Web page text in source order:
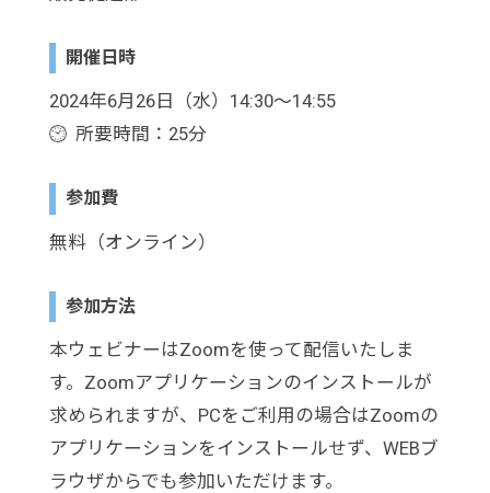
開催日時
2024年6月26日（水）14:30～14:55
所要時間：25分
参加費
無料（オンライン）
参加方法
本ウェビナーはZoomを使って配信いたしま
す。Zoomアプリケーションのインストールが
求められますが、PCをご利用の場合はZoomの
アプリケーションをインストールせず、WEBブ
ラウザからでも参加いただけます。